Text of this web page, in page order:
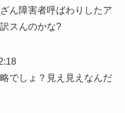
ん障害者呼ばわりしたア
スんのかな?
でしょ？見え見えなんだ